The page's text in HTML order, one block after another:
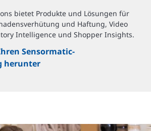
bietet Produkte und Lösungen für
und Haftung, Video
Intelligence und Shopper Insights.
Sensormatic-
herunter